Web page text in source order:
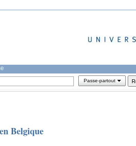
Passe-partout
Belgique